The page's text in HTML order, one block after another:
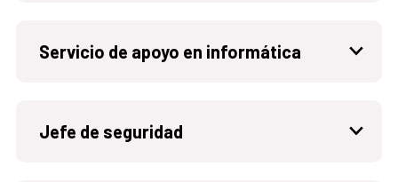
Servicio de apoyo en informática
Jefe de seguridad